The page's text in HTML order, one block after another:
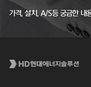
가격, 설치, A/S등 궁금한 내